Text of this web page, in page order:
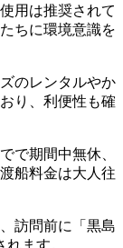
用は推奨されて
ちに環境意識を
のレンタルやか
り、利便性も確
で期間中無休、
船料金は大人往
訪問前に「黒島
ます。